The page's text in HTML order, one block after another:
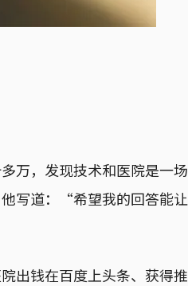
万，发现技术和医院是一场
写道：“希望我的回答能让
出钱在百度上头条、获得推